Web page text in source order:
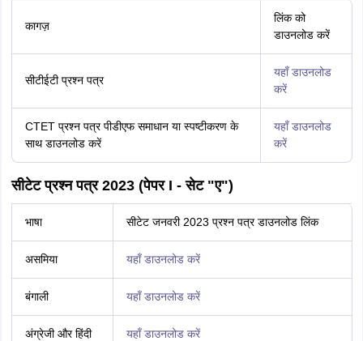
कागज़
लिंक को
डाउनलोड करें
सीटीईटी प्रश्न पत्र
यहाँ डाउनलोड
करें
CTET प्रश्न पत्र पीडीएफ समाधान या स्पष्टीकरण के
साथ डाउनलोड करें
यहाँ डाउनलोड
करें
सीटेट प्रश्न पत्र 2023 (पेपर I - सेट "ए")
भाषा सीटेट जनवरी 2023 प्रश्न पत्र डाउनलोड लिंक
असमिया यहाँ डाउनलोड करें
बंगाली यहाँ डाउनलोड करें
अंग्रेजी और हिंदी यहाँ डाउनलोड करें